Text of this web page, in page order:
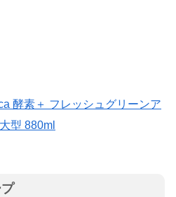
酵素＋ フレッシュグリーンア
型 880ml